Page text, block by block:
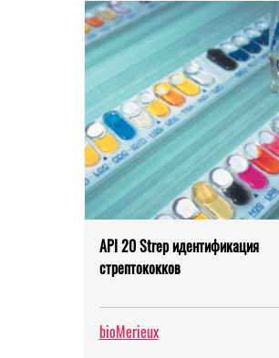
API 20 Strep идентификация
стрептококков
bioMerieux